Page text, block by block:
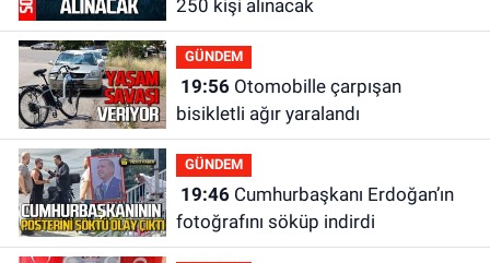
250 kişi alınacak
GÜNDEM
19:56Otomobille çarpışan
bisikletli ağır yaralandı
GÜNDEM
19:46Cumhurbaşkanı Erdoğan’ın
fotoğrafını söküp indirdi